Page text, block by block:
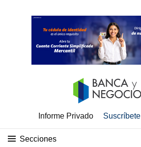
Informe Privado Suscríbete
Secciones